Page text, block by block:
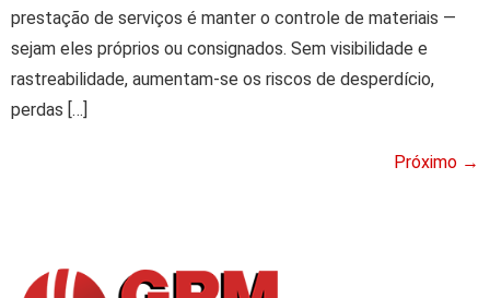
prestação de serviços é manter o controle de materiais —
sejam eles próprios ou consignados. Sem visibilidade e
rastreabilidade, aumentam-se os riscos de desperdício,
perdas […]
Próximo →